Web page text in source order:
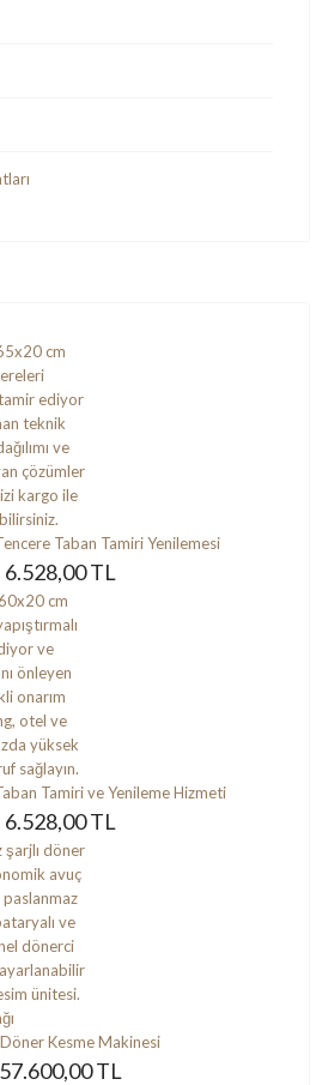
Taban Tamiri Yenilemesi
6.528,00 TL
Tamiri ve Yenileme Hizmeti
6.528,00 TL
Kesme Makinesi
57.600,00 TL